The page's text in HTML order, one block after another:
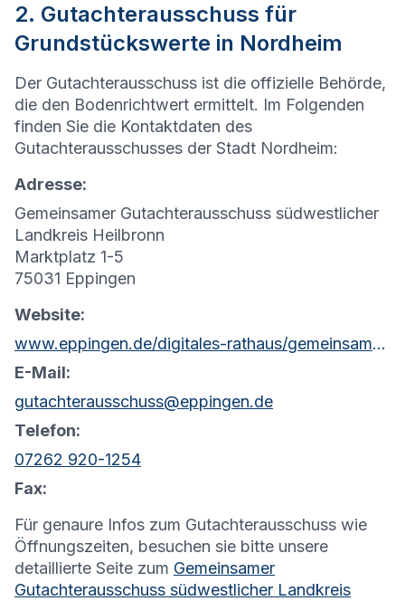
2. Gutachterausschuss für
Grundstückswerte in Nordheim
Der Gutachterausschuss ist die offizielle Behörde,
die den Bodenrichtwert ermittelt. Im Folgenden
finden Sie die Kontaktdaten des
Gutachterausschusses der Stadt Nordheim:
Adresse:
Gemeinsamer Gutachterausschuss südwestlicher
Landkreis Heilbronn
Marktplatz 1-5
75031 Eppingen
Website:
www.eppingen.de/digitales-rathaus/gemeinsamer-gutachterausschuss/
E-Mail:
gutachterausschuss@eppingen.de
Telefon:
07262 920-1254
Fax:
Für genaure Infos zum Gutachterausschuss wie
Öffnungszeiten, besuchen sie bitte unsere
detaillierte Seite zum Gemeinsamer
Gutachterausschuss südwestlicher Landkreis